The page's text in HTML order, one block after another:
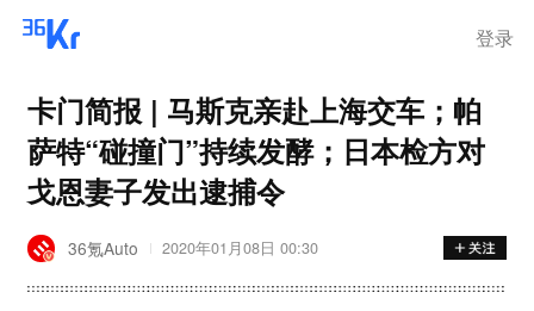
登录
卡门简报 | 马斯克亲赴上海交车；帕
萨特“碰撞门”持续发酵；日本检方对
戈恩妻子发出逮捕令
36氪Auto 2020年01月08日 00:30